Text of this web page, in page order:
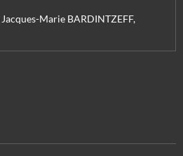
Marie BARDINTZEFF,